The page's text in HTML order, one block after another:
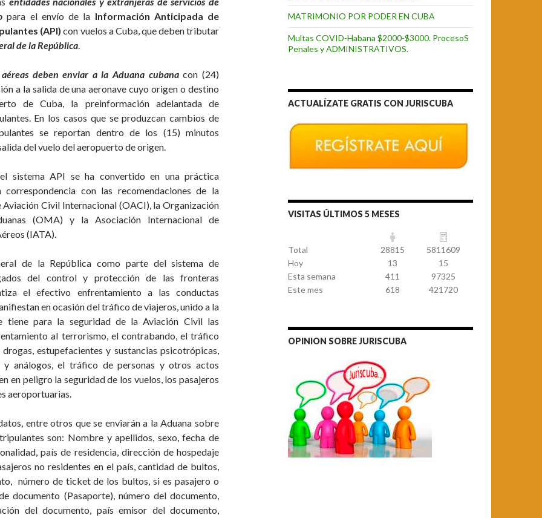
para el envío de la Información Anticipada de
(API) con vuelos a Cuba, que deben tributar
de la República.
aéreas deben enviar a la Aduana cubanacon (24)
a la salida de una aeronave cuyo origen o destino
de Cuba, la preinformación adelantada de
En los casos que se produzcan cambios de
se reportan dentro de los (15) minutos
del vuelo del aeropuerto de origen.
sistema API se ha convertido en una práctica
correspondencia con las recomendaciones de la
Aviación Civil Internacional (OACI), la Organización
(OMA) y la Asociación Internacional de
(IATA).
de la República como parte del sistema de
del control y protección de las fronteras
el efectivo enfrentamiento a las conductas
en ocasión del tráfico de viajeros, unido a la
tiene para la seguridad de la Aviación Civil las
al terrorismo, el contrabando, el tráfico
estupefacientes y sustancias psicotrópicas,
y análogos, el tráfico de personas y otros actos
en peligro la seguridad de los vuelos, los pasajeros
aeroportuarias.
entre otros que se enviarán a la Aduana sobre
son: Nombre y apellidos, sexo, fecha de
país de residencia, dirección de hospedaje
no residentes en el país, cantidad de bultos,
número de ticket de los bultos, si es pasajero o
documento (Pasaporte), número del documento,
del documento, país emisor del documento,
MATRIMONIO POR PODER EN CUBA
Multas COVID-Habana $2000-$3000. ProcesoS
Penales y ADMINISTRATIVOS.
ACTUALÍZATE GRATIS CON JURISCUBA
VISITAS ÚLTIMOS 5 MESES
Total 28815
5811609
Hoy
13
15
Esta semana
411
97325
Este mes
618 421720
OPINION SOBRE JURISCUBA